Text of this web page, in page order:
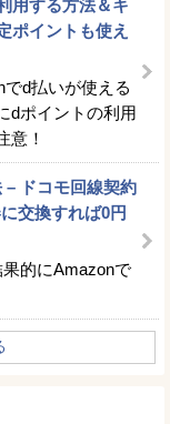
用する方法＆キ
ポイントも使え
d払いが使える
dポイントの利用
意！
ドコモ回線契約
交換すれば0円
的にAmazonで